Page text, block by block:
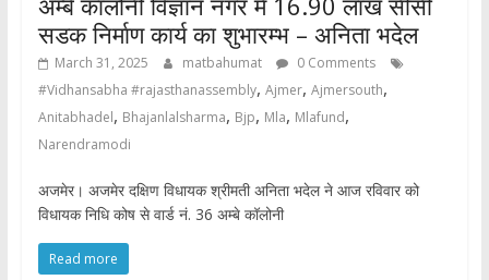
सडक निर्माण कार्य का शुभारम्भ – अनिता भदेल
March 31, 2025 matbahumat
0 Comments
#Vidhansabha #rajasthanassembly, Ajmer, Ajmersouth,
Anitabhadel, Bhajanlalsharma, Bjp, Mla, Mlafund,
Narendramodi
अजमेर। अजमेर दक्षिण विधायक श्रीमती अनिता भदेल ने आज रविवार को
विधायक निधि कोष से वार्ड नं. 36 अम्बे कॉलोनी
Read more